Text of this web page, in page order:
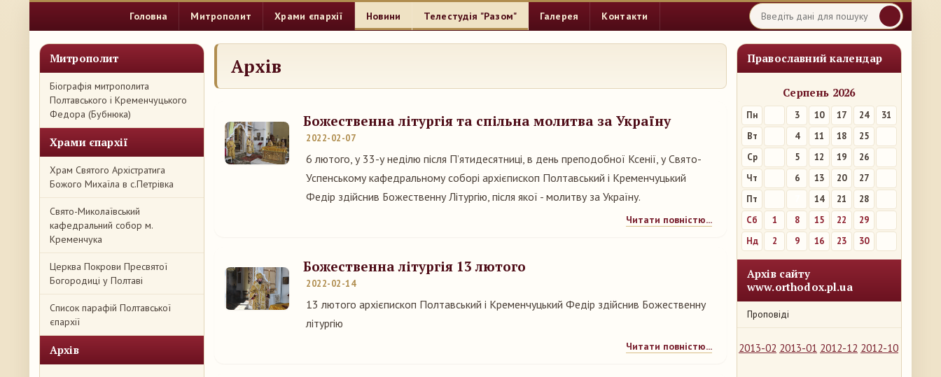
Головна Митрополит Храми єпархії Новини Телестудія "Разом" Галерея Контакти
Митрополит
Біографія митрополита
Полтавського і Кременчуцького
Федора (Бубнюка)
Храми єпархії
Храм Святого Архістратига
Божого Михаїла в с.Петрівка
Свято-Миколаївський
кафедральний собор м.
Кременчука
Церква Покрови Пресвятої
Богородиці у Полтаві
Список парафій Полтавської
єпархії
Архів
Православний календар
Серпень 2026
Пн 3 10 17 24
31
Вт
4 11 18
25
Ср
5 12 19
26
Чт
6 13 20
27
Пт
14 21
28
Сб
1 8 15 22
29
Нд
2 9 16 23 30
Архів сайту
www.orthodox.pl.ua
Проповіді
2013-02 2013-01 2012-12 2012-10
Архів
Божественна літургія та спільна молитва за Україну
2022-02-07
6 лютого, у 33-у неділю після П’ятидесятниці, в день преподобної Ксенії, у Свято-
Успенському кафедральному соборі архієпископ Полтавський і Кременчуцький
Федір здійснив Божественну Літургію, після якої - молитву за Україну.
Читати повністю...
Божественна літургія 13 лютого
2022-02-14
13 лютого архієпископ Полтавський і Кременчуцький Федір здійснив Божественну
літургію
Читати повністю...